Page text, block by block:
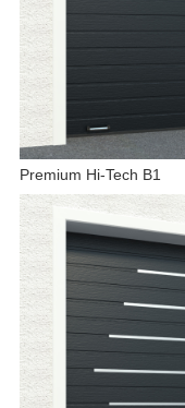
Premium Hi-Tech B1